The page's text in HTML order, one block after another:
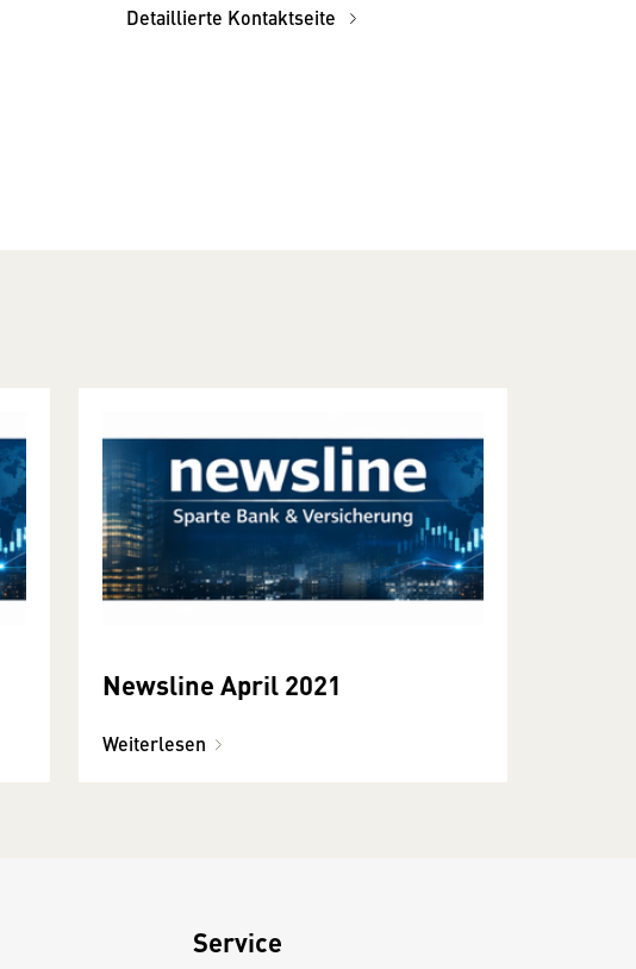
Detaillierte Kontaktseite
Newsline April 2021
Weiterlesen
Service